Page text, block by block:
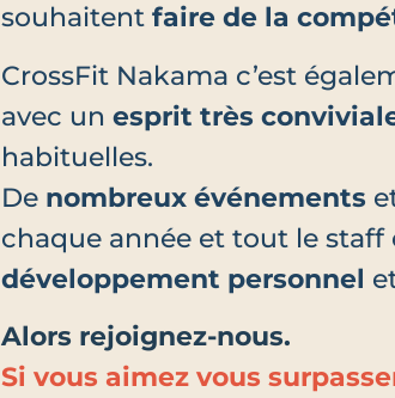
souhaitent faire de la
CrossFit Nakama c’est
avec un esprit très
habituelles.
De nombreux événements
chaque année et tout le staff
développement personnel
Alors rejoignez-nous.
Si vous aimez vous